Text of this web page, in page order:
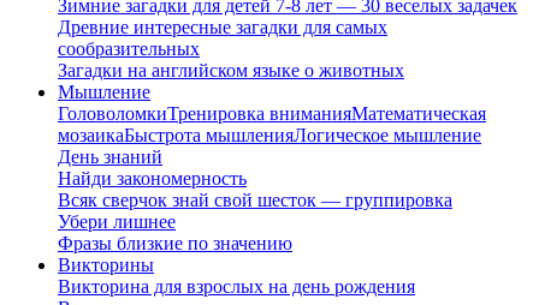
Зимние загадки для детей 7-8 лет — 30 веселых задачек
Древние интересные загадки для самых
сообразительных
Загадки на английском языке о животных
Мышление
ГоловоломкиТренировка вниманияМатематическая
мозаикаБыстрота мышленияЛогическое мышление
День знаний
Найди закономерность
Всяк сверчок знай свой шесток — группировка
Убери лишнее
Фразы близкие по значению
Викторины
Викторина для взрослых на день рождения